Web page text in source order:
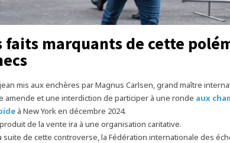
faits marquants de cette
mis aux enchères par Magnus Carlsen, grand maître
amende et une interdiction de participer à une ronde aux
à New York en décembre 2024.
de la vente ira à une organisation caritative.
suite de cette controverse, la Fédération internationale des